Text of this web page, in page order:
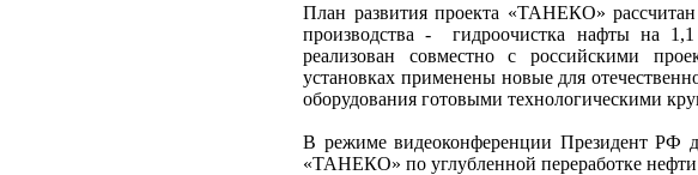
План развития проекта «ТАНЕКО»
производства - гидроочистка нафты на
реализован совместно с российскими
установках применены новые для
оборудования готовыми технологическими
В режиме видеоконференции Президент РФ
«ТАНЕКО» по углубленной переработке